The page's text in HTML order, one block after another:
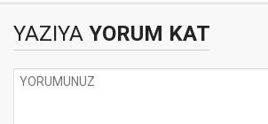
YAZIYA YORUM KAT